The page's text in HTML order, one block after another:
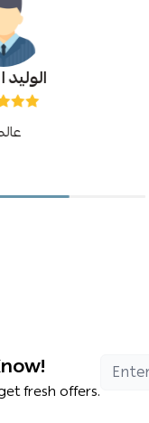
fresh offers.